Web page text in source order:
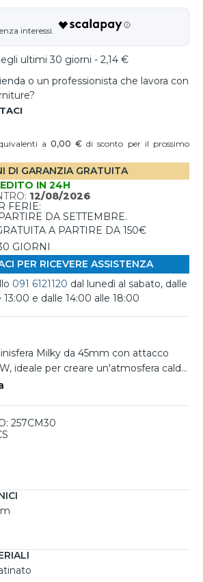
ultimi 30 giorni - 2,14 €
o un professionista che lavora con
a 0,00 € di sconto per il prossimo
DI GARANZIA GRATUITA
IN 24H
12/08/2026
FERIE:
DA SETTEMBRE.
A PARTIRE DA 150€
GIORNI
PER RICEVERE ASSISTENZA
091 6121120 dal lunedì al sabato, dalle
13:00 e dalle 14:00 alle 18:00
Milky da 45mm con attacco
ideale per creare un'atmosfera calda
domestici come salotti, camere
rendono questa lampadina
superfici di circa 4-5 metri quadrati,
bianco satinato aggiunge un
all'illuminazione degli
garantisce una luce stabile e
15.000 ore, assicurando risparmio
la necessità di sostituzioni
257CM30